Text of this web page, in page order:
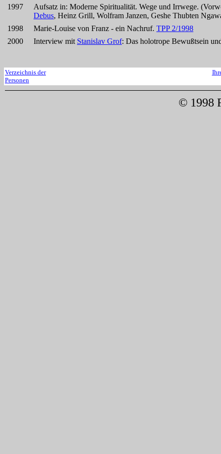
1997
Aufsatz in: Moderne Spiritualität. Wege und Irrwege.
Debus, Heinz Grill, Wolfram Janzen, Geshe Thubten
1998
Marie-Louise von Franz - ein Nachruf. TPP 2/1998
2000
Interview mit Stanislav Grof: Das holotrope Bewußtsein
Verzeichnis der
Personen
© 1998